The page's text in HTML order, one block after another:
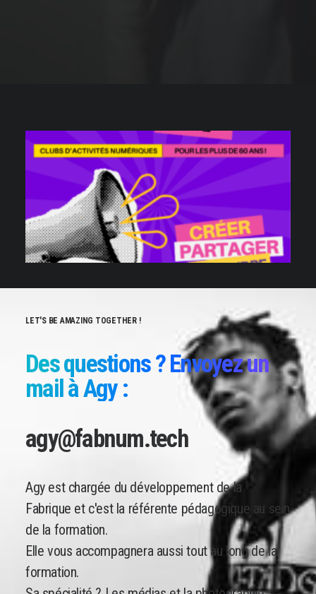
LET'S BE AMAZING TOGETHER !
Des questions ? Envoyez un
mail à Agy :
agy@fabnum.tech
Agy est chargée du développement de la
Fabrique et c'est la référente pédagogique au sein
de la formation.
Elle vous accompagnera aussi tout au long de la
formation.